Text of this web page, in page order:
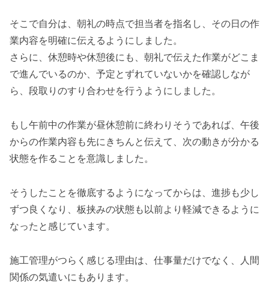
そこで自分は、朝礼の時点で担当者を指名し、その日の作
業内容を明確に伝えるようにしました。
さらに、休憩時や休憩後にも、朝礼で伝えた作業がどこま
で進んでいるのか、予定とずれていないかを確認しなが
ら、段取りのすり合わせを行うようにしました。
もし午前中の作業が昼休憩前に終わりそうであれば、午後
からの作業内容も先にきちんと伝えて、次の動きが分かる
状態を作ることを意識しました。
そうしたことを徹底するようになってからは、進捗も少し
ずつ良くなり、板挟みの状態も以前より軽減できるように
なったと感じています。
施工管理がつらく感じる理由は、仕事量だけでなく、人間
関係の気遣いにもあります。